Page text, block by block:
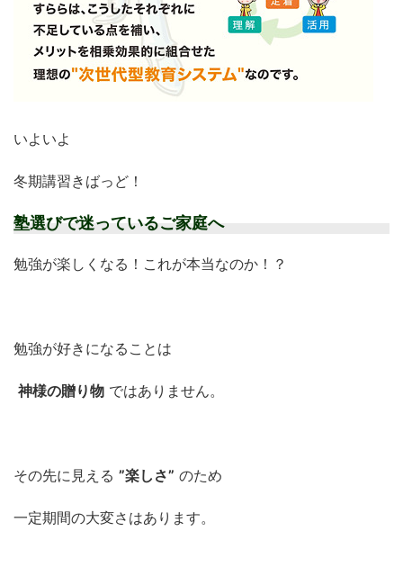
いよいよ
冬期講習きばっど！
塾選びで迷っているご家庭へ
勉強が楽しくなる！これが本当なのか！？
勉強が好きになることは
神様の贈り物 ではありません。
その先に見える ”楽しさ” のため
一定期間の大変さはあります。